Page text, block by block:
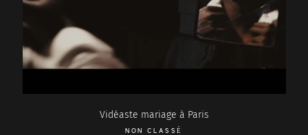
Vidéaste mariage à Paris
NON CLASSÉ